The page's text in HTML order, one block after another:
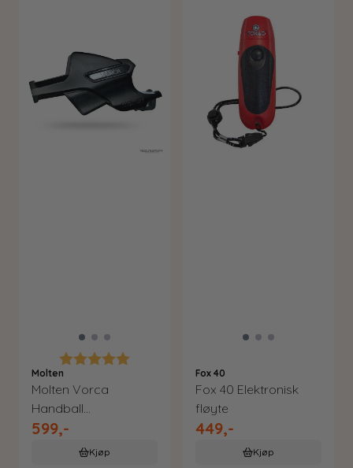
Karakter:
Molten
Molten Vorca
Handball
dommerfløyte
599,-
Kjøp
Fox 40
Fox 40 Elektronisk
fløyte
449,-
Kjøp